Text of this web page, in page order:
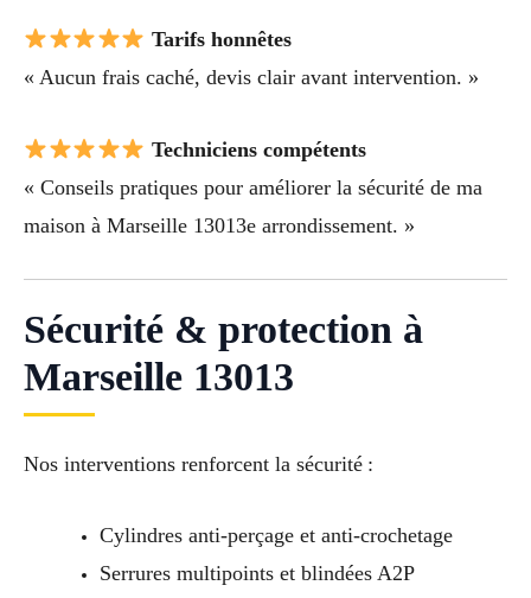
Tarifs honnêtes
« Aucun frais caché, devis clair avant intervention. »
Techniciens compétents
« Conseils pratiques pour améliorer la sécurité de ma
maison à Marseille 13013e arrondissement. »
Sécurité & protection à
Marseille 13013
Nos interventions renforcent la sécurité :
Cylindres anti-perçage et anti-crochetage
Serrures multipoints et blindées A2P